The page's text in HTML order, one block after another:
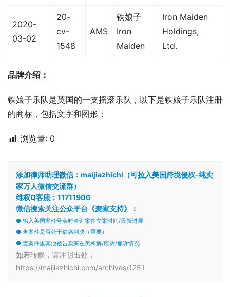
2020-
03-02
20-
cv-
1548
AMS
铁娘子
Iron
Maiden
Iron Maiden
Holdings,
Ltd.
品牌介绍：
铁娘子乐队是英国的一支摇滚乐队，以下是铁娘子乐队注册
的商标，包括文字和图形：
浏览量: 0
添加律师助理微信：maijiazhichi（可拉入美国跨境侵权-纯卖
家万人微信交流群）
维权Q客服：11711906
微信搜索关注公众平台《麦家支持》：
● 输入美国案件号实时查询案件立案时间/最新进展
● 查案件是否处于缺席判决（重要）
● 查案件里其他被告卖家在美和解/应诉/撤诉情况
如若转载，请注明出处：
https://maijiazhichi.com/archives/1251